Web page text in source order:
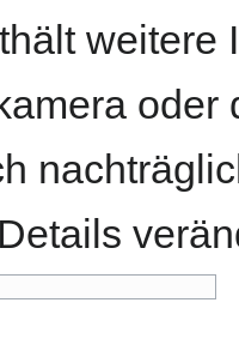
weitere
oder